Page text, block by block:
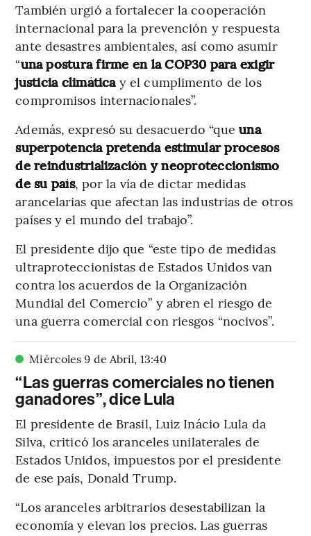
También urgió a fortalecer la cooperación
internacional para la prevención y respuesta
ante desastres ambientales, así como asumir
“una postura firme en la COP30 para exigir
justicia climática y el cumplimento de los
compromisos internacionales”.
Además, expresó su desacuerdo “que una
superpotencia pretenda estimular procesos
de reindustrialización y neoproteccionismo
de su país, por la vía de dictar medidas
arancelarias que afectan las industrias de otros
países y el mundo del trabajo”.
El presidente dijo que “este tipo de medidas
ultraproteccionistas de Estados Unidos van
contra los acuerdos de la Organización
Mundial del Comercio” y abren el riesgo de
una guerra comercial con riesgos “nocivos”.
Miércoles 9 de Abril, 13:40
“Las guerras comerciales no tienen
ganadores”, dice Lula
El presidente de Brasil, Luiz Inácio Lula da
Silva, criticó los aranceles unilaterales de
Estados Unidos, impuestos por el presidente
de ese país, Donald Trump.
“Los aranceles arbitrarios desestabilizan la
economía y elevan los precios. Las guerras